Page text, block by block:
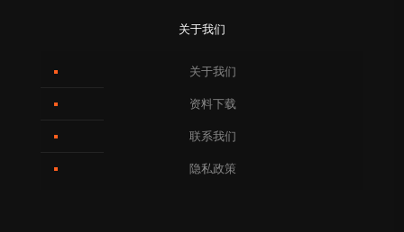
关于我们
关于我们
资料下载
联系我们
隐私政策